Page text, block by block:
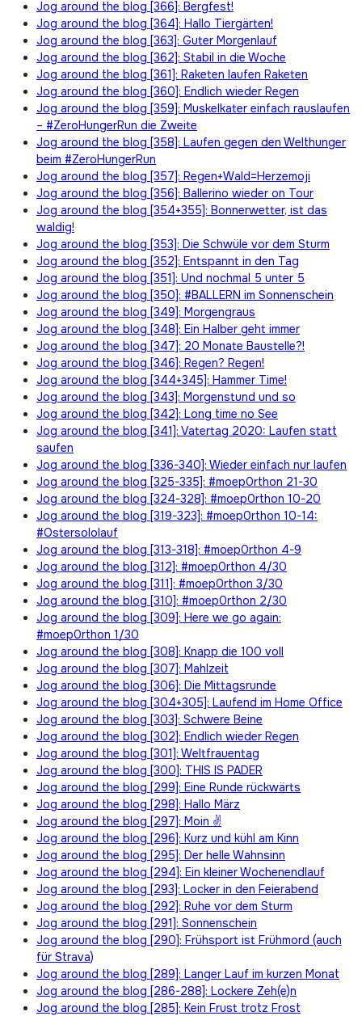
Jog around the blog [366]: Bergfest!
Jog around the blog [364]: Hallo Tiergärten!
Jog around the blog [363]: Guter Morgenlauf
Jog around the blog [362]: Stabil in die Woche
Jog around the blog [361]: Raketen laufen Raketen
Jog around the blog [360]: Endlich wieder Regen
Jog around the blog [359]: Muskelkater einfach rauslaufen
– #ZeroHungerRun die Zweite
Jog around the blog [358]: Laufen gegen den Welthunger
beim #ZeroHungerRun
Jog around the blog [357]: Regen+Wald=Herzemoji
Jog around the blog [356]: Ballerino wieder on Tour
Jog around the blog [354+355]: Bonnerwetter, ist das
waldig!
Jog around the blog [353]: Die Schwüle vor dem Sturm
Jog around the blog [352]: Entspannt in den Tag
Jog around the blog [351]: Und nochmal 5 unter 5
Jog around the blog [350]: #BALLERN im Sonnenschein
Jog around the blog [349]: Morgengraus
Jog around the blog [348]: Ein Halber geht immer
Jog around the blog [347]: 20 Monate Baustelle?!
Jog around the blog [346]: Regen? Regen!
Jog around the blog [344+345]: Hammer Time!
Jog around the blog [343]: Morgenstund und so
Jog around the blog [342]: Long time no See
Jog around the blog [341]: Vatertag 2020: Laufen statt
saufen
Jog around the blog [336-340]: Wieder einfach nur laufen
Jog around the blog [325-335]: #moep0rthon 21-30
Jog around the blog [324-328]: #moep0rthon 10-20
Jog around the blog [319-323]: #moep0rthon 10-14:
#Ostersololauf
Jog around the blog [313-318]: #moep0rthon 4-9
Jog around the blog [312]: #moep0rthon 4/30
Jog around the blog [311]: #moep0rthon 3/30
Jog around the blog [310]: #moep0rthon 2/30
Jog around the blog [309]: Here we go again:
#moep0rthon 1/30
Jog around the blog [308]: Knapp die 100 voll
Jog around the blog [307]: Mahlzeit
Jog around the blog [306]: Die Mittagsrunde
Jog around the blog [304+305]: Laufend im Home Office
Jog around the blog [303]: Schwere Beine
Jog around the blog [302]: Endlich wieder Regen
Jog around the blog [301]: Weltfrauentag
Jog around the blog [300]: THIS IS PADER
Jog around the blog [299]: Eine Runde rückwärts
Jog around the blog [298]: Hallo März
Jog around the blog [297]: Moin ✌
Jog around the blog [296]: Kurz und kühl am Kinn
Jog around the blog [295]: Der helle Wahnsinn
Jog around the blog [294]: Ein kleiner Wochenendlauf
Jog around the blog [293]: Locker in den Feierabend
Jog around the blog [292]: Ruhe vor dem Sturm
Jog around the blog [291]: Sonnenschein
Jog around the blog [290]: Frühsport ist Frühmord (auch
für Strava)
Jog around the blog [289]: Langer Lauf im kurzen Monat
Jog around the blog [286-288]: Lockere Zeh(e)n
Jog around the blog [285]: Kein Frust trotz Frost